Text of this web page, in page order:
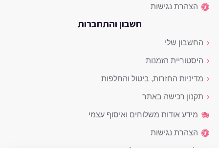
הצהרת נגישות
חשבון והתחברות
החשבון שלי
היסטוריית הזמנות
מדיניות החזרות, ביטול והחלפות
תקנון רכישה באתר
מידע אודות משלוחים ואיסוף עצמי
הצהרת נגישות